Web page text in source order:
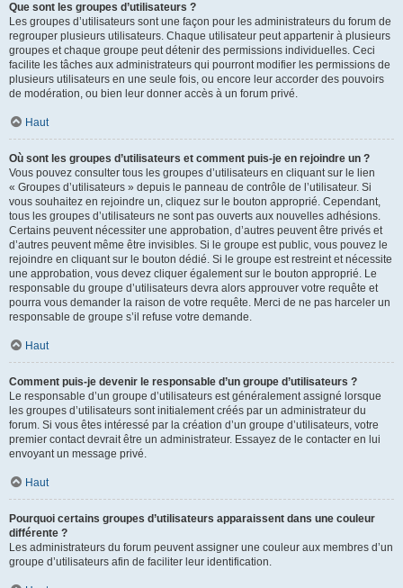
Que sont les groupes d’utilisateurs ?
Les groupes d’utilisateurs sont une façon pour les administrateurs du forum de
regrouper plusieurs utilisateurs. Chaque utilisateur peut appartenir à plusieurs
groupes et chaque groupe peut détenir des permissions individuelles. Ceci
facilite les tâches aux administrateurs qui pourront modifier les permissions de
plusieurs utilisateurs en une seule fois, ou encore leur accorder des pouvoirs
de modération, ou bien leur donner accès à un forum privé.
Haut
Où sont les groupes d’utilisateurs et comment puis-je en rejoindre un ?
Vous pouvez consulter tous les groupes d’utilisateurs en cliquant sur le lien
« Groupes d’utilisateurs » depuis le panneau de contrôle de l’utilisateur. Si
vous souhaitez en rejoindre un, cliquez sur le bouton approprié. Cependant,
tous les groupes d’utilisateurs ne sont pas ouverts aux nouvelles adhésions.
Certains peuvent nécessiter une approbation, d’autres peuvent être privés et
d’autres peuvent même être invisibles. Si le groupe est public, vous pouvez le
rejoindre en cliquant sur le bouton dédié. Si le groupe est restreint et nécessite
une approbation, vous devez cliquer également sur le bouton approprié. Le
responsable du groupe d’utilisateurs devra alors approuver votre requête et
pourra vous demander la raison de votre requête. Merci de ne pas harceler un
responsable de groupe s’il refuse votre demande.
Haut
Comment puis-je devenir le responsable d’un groupe d’utilisateurs ?
Le responsable d’un groupe d’utilisateurs est généralement assigné lorsque
les groupes d’utilisateurs sont initialement créés par un administrateur du
forum. Si vous êtes intéressé par la création d’un groupe d’utilisateurs, votre
premier contact devrait être un administrateur. Essayez de le contacter en lui
envoyant un message privé.
Haut
Pourquoi certains groupes d’utilisateurs apparaissent dans une couleur
différente ?
Les administrateurs du forum peuvent assigner une couleur aux membres d’un
groupe d’utilisateurs afin de faciliter leur identification.